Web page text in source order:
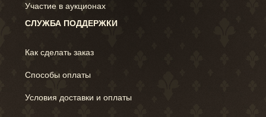
Участие в аукционах
СЛУЖБА ПОДДЕРЖКИ
Как сделать заказ
Способы оплаты
Условия доставки и оплаты